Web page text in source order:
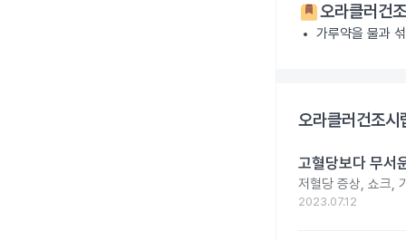
오라클러
가루약을 물과
오라클러건조
고혈당보다 무서
저혈당 증상, 쇼크,
2023.07.12